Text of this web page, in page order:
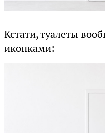
Кстати, туалеты
иконками: